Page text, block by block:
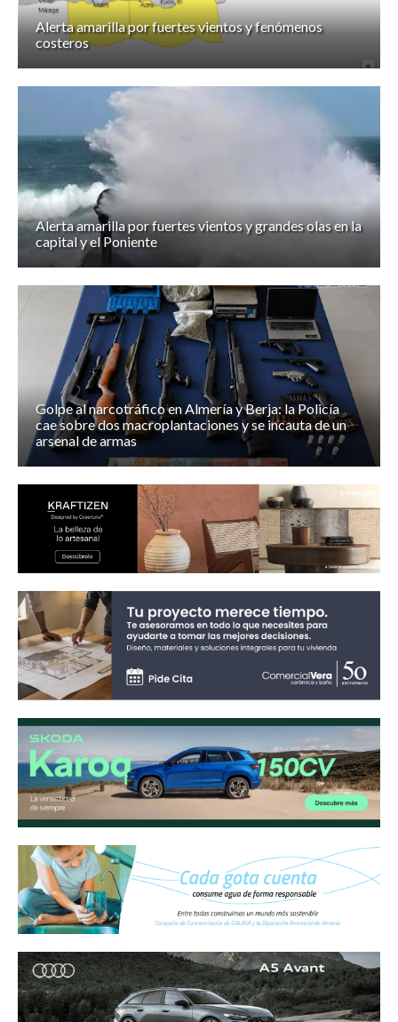
Alerta amarilla por fuertes vientos y fenómenos
costeros
Alerta amarilla por fuertes vientos y grandes olas en la
capital y el Poniente
Golpe al narcotráfico en Almería y Berja: la Policía
cae sobre dos macroplantaciones y se incauta de un
arsenal de armas